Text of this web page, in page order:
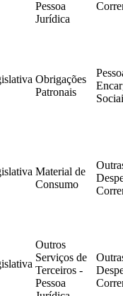
Pessoa
Jurídica
Obrigações
Patronais
Material de
Consumo
Outros
Serviços de
Terceiros -
Pessoa